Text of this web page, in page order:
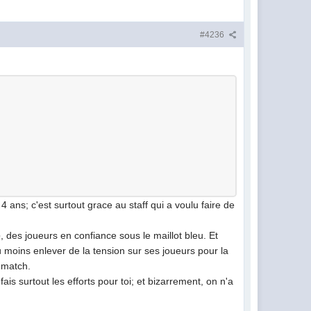
#4236
ans; c'est surtout grace au staff qui a voulu faire de
joueurs en confiance sous le maillot bleu. Et
enlever de la tension sur ses joueurs pour la
surtout les efforts pour toi; et bizarrement, on n'a